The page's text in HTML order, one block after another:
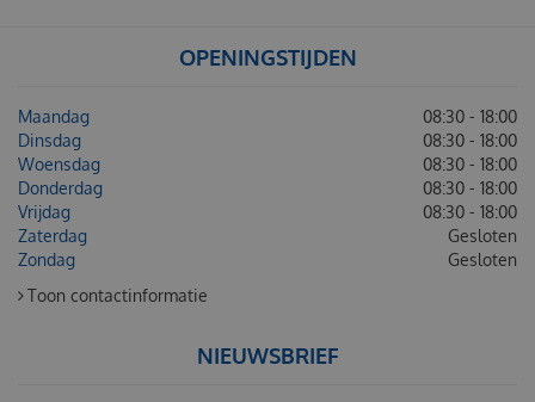
OPENINGSTIJDEN
Maandag
08:30 - 18:00
Dinsdag
08:30 - 18:00
Woensdag
08:30 - 18:00
Donderdag
08:30 - 18:00
Vrijdag
08:30 - 18:00
Zaterdag
Gesloten
Zondag
Gesloten
Toon contactinformatie
NIEUWSBRIEF